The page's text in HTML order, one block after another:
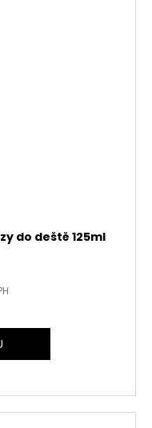
do deště 125ml